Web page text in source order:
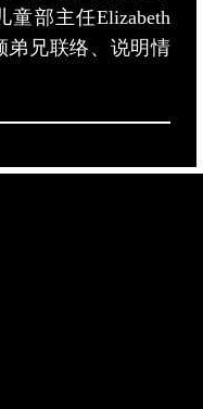
部主任Elizabeth
弟兄联络、说明情